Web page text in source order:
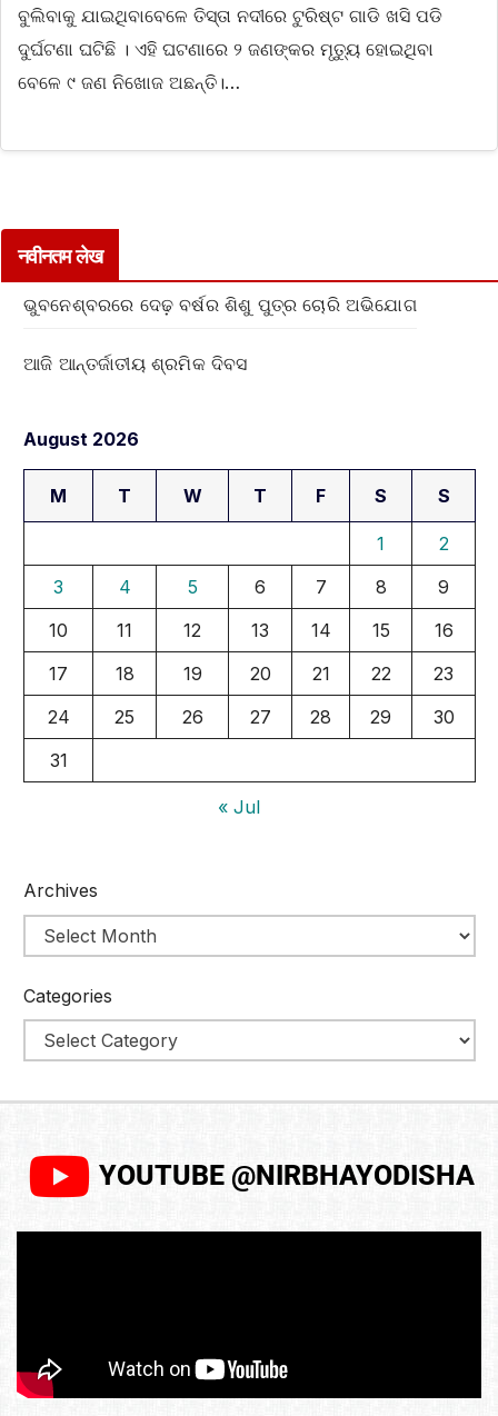
ବୁଲିବାକୁ ଯାଇଥିବାବେଳେ ତିସ୍ତା ନଦୀରେ ଟୁରିଷ୍ଟ ଗାଡି ଖସି ପଡି
ଦୁର୍ଘଟଣା ଘଟିଛି । ଏହି ଘଟଣାରେ ୨ ଜଣଙ୍କର ମୃତ୍ୟୁ ହୋଇଥିବା
ବେଳେ ୯ ଜଣ ନିଖୋଜ ଅଛନ୍ତି।…
नवीनतम लेख
ଭୁବନେଶ୍ବରରେ ଦେଢ଼ ବର୍ଷର ଶିଶୁ ପୁତ୍ର ଚୋରି ଅଭିଯୋଗ
ଆଜି ଆନ୍ତର୍ଜାତୀୟ ଶ୍ରମିକ ଦିବସ
August 2026
M T W T F S S
1
2
3
4 5 6 7 8
9
10
11 12 13 14 15
16
17
18 19 20 21 22
23
24
25 26 27 28 29
30
31
« Jul
Archives
Categories
YOUTUBE @NIRBHAYODISHA